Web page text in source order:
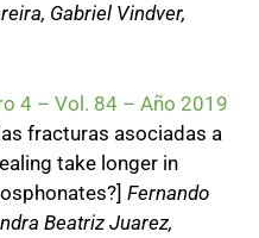
Gabriel Vindver,
4 – Vol. 84 – Año 2019
fracturas asociadas a
take longer in
Fernando
Beatriz Juarez,